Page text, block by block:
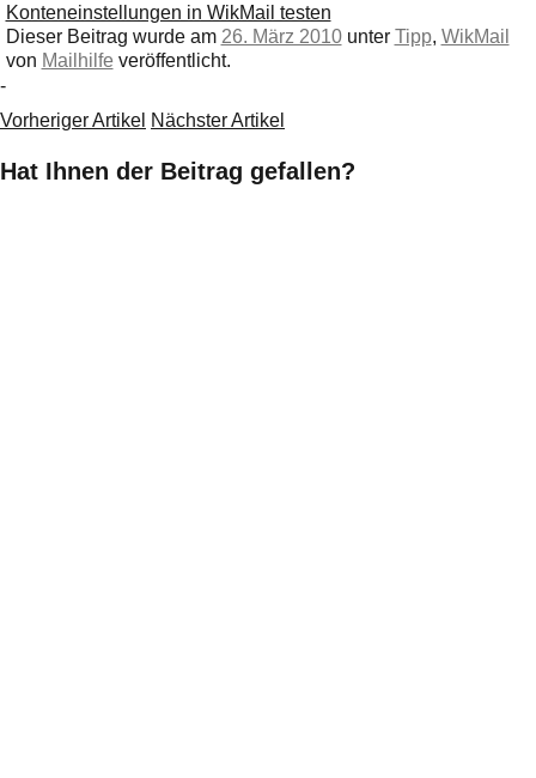
Konteneinstellungen in WikMail testen
Dieser Beitrag wurde am 26. März 2010unter Tipp, WikMail
von Mailhilfe veröffentlicht.
-
Vorheriger Artikel Nächster Artikel
Hat Ihnen der Beitrag gefallen?